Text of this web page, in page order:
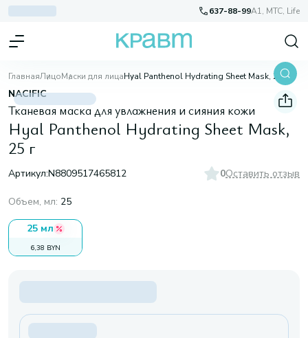
637-88-99A1, МТС, Life
ГлавнаяЛицоМаски для лицаHyal Panthenol Hydrating Sheet Mask, 25 г
NACIFIC
Тканевая маска для увлажнения и сияния кожи
Hyal Panthenol Hydrating Sheet Mask,
25 г
Артикул:N8809517465812 0Оставить отзыв
Объем, мл: 25
25 мл
6,38 BYN